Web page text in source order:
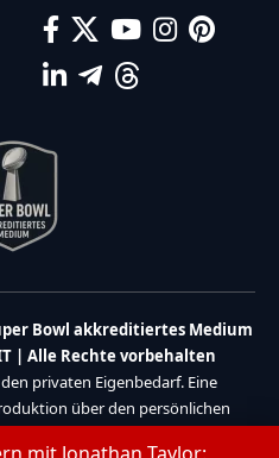
Bowl akkreditiertes Medium
| Alle Rechte vorbehalten
privaten Eigenbedarf. Eine
über den persönlichen